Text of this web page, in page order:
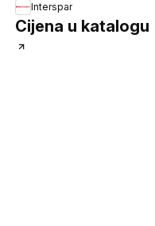
Interspar
Cijena u katalogu